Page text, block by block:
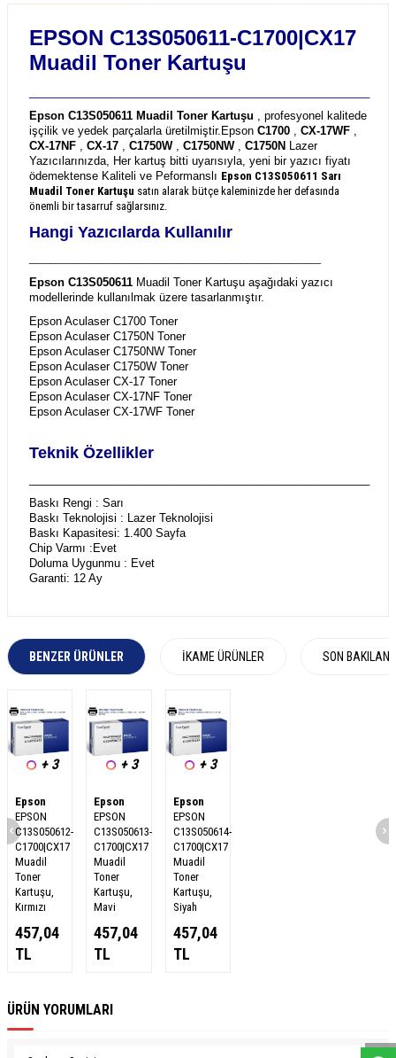
EPSON C13S050611-C1700|CX17
Muadil Toner Kartuşu
Epson C13S050611 Muadil Toner Kartuşu , profesyonel kalitede
işçilik ve yedek parçalarla üretilmiştir. Epson C1700 , CX-17WF ,
CX-17NF , CX-17 , C1750W , C1750NW , C1750N Lazer
Yazıcılarınızda, Her kartuş bitti uyarısıyla, yeni bir yazıcı fiyatı
ödemektense Kaliteli ve Peformanslı Epson C13S050611 Sarı
Muadil Toner Kartuşu satın alarak bütçe kaleminizde her defasında
önemli bir tasarruf sağlarsınız.
Hangi Yazıcılarda Kullanılır
Epson C13S050611 Muadil Toner Kartuşu aşağıdaki yazıcı
modellerinde kullanılmak üzere tasarlanmıştır.
Epson Aculaser C1700 Toner
Epson Aculaser C1750N Toner
Epson Aculaser C1750NW Toner
Epson Aculaser C1750W Toner
Epson Aculaser CX-17 Toner
Epson Aculaser CX-17NF Toner
Epson Aculaser CX-17WF Toner
Teknik Özellikler
Baskı Rengi : Sarı
Baskı Teknolojisi : Lazer Teknolojisi
Baskı Kapasitesi: 1.400 Sayfa
Chip Varmı :Evet
Doluma Uygunmu : Evet
Garanti: 12 Ay
BENZER ÜRÜNLER İKAME ÜRÜNLER SON
+ 3
Epson
EPSON
C13S050612-
C1700|CX17
Muadil
Toner
Kartuşu,
Kırmızı
457,04
TL
+ 3
Epson
EPSON
C13S050613-
C1700|CX17
Muadil
Toner
Kartuşu,
Mavi
457,04
TL
+ 3
Epson
EPSON
C13S050614-
C1700|CX17
Muadil
Toner
Kartuşu,
Siyah
457,04
TL
ÜRÜN YORUMLARI